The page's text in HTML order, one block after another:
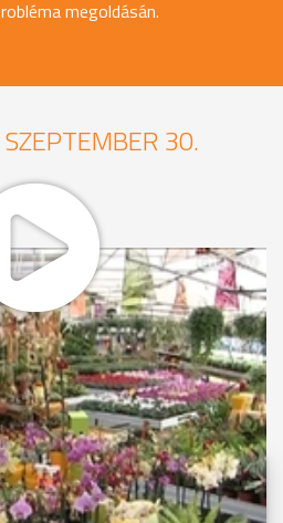
megoldásán.
30.
is!